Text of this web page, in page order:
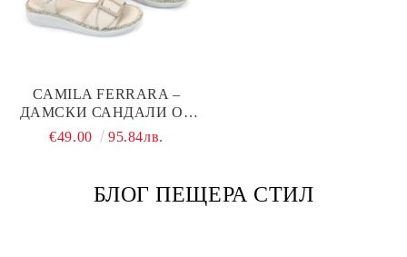
CAMILA FERRARA –
ДАМСКИ САНДАЛИ ОТ
ЕСТЕСТВЕНА КОЖА В
€49.00 95.84лв.
БЛОГ ПЕЩЕРА СТИЛ